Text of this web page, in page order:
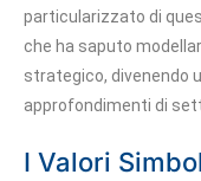
particularizzato di
che ha saputo
strategico, divenendo
approfondimenti di
I Valori